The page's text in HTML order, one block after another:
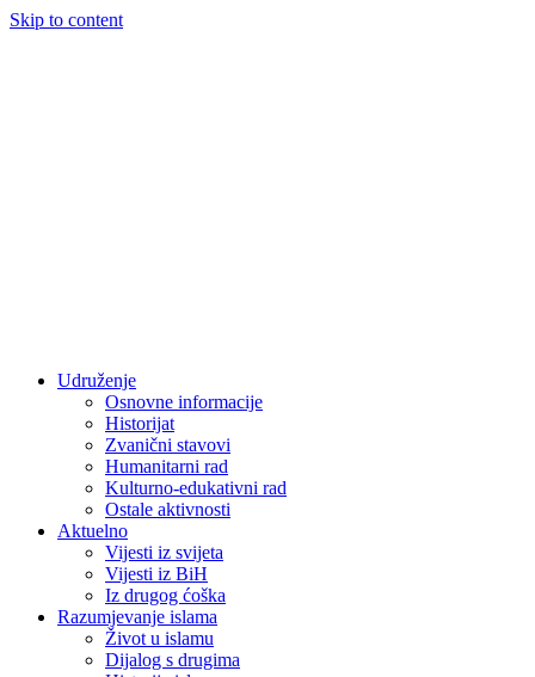
Skip to content
Udruženje
Osnovne informacije
Historijat
Zvanični stavovi
Humanitarni rad
Kulturno-edukativni rad
Ostale aktivnosti
Aktuelno
Vijesti iz svijeta
Vijesti iz BiH
Iz drugog ćoška
Razumjevanje islama
Život u islamu
Dijalog s drugima